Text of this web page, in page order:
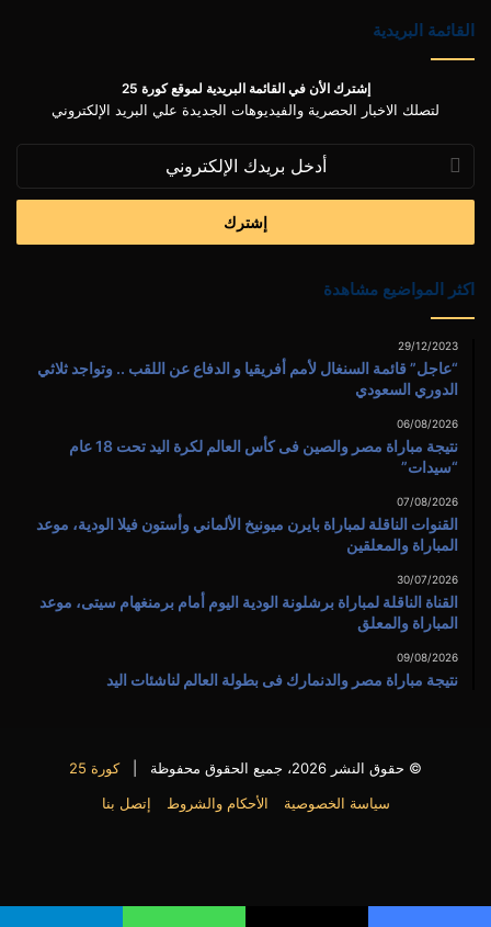
القائمة البريدية
إشترك الأن في القائمة البريدية لموقع كورة 25
لتصلك الاخبار الحصرية والفيديوهات الجديدة علي البريد الإلكتروني
أدخل
بريدك
الإلكتروني
اكثر المواضيع مشاهدة
29/12/2023
“عاجل” قائمة السنغال لأمم أفريقيا و الدفاع عن اللقب .. وتواجد ثلاثي
الدوري السعودي
06/08/2026
نتيجة مباراة مصر والصين فى كأس العالم لكرة اليد تحت 18 عام
“سيدات”
07/08/2026
القنوات الناقلة لمباراة بايرن ميونيخ الألماني وأستون فيلا الودية، موعد
المباراة والمعلقين
30/07/2026
القناة الناقلة لمباراة برشلونة الودية اليوم أمام برمنغهام سيتى، موعد
المباراة والمعلق
09/08/2026
نتيجة مباراة مصر والدنمارك فى بطولة العالم لناشئات اليد
© حقوق النشر 2026، جميع الحقوق محفوظة |
كورة 25
سياسة الخصوصية
الأحكام والشروط إتصل بنا